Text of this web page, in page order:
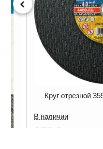
Круг
В наличии
30